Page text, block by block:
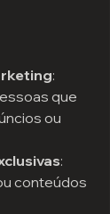
:
que
ou
:
conteúdos